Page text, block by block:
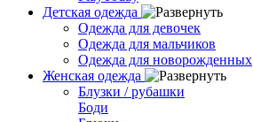
Детская одежда
Одежда для девочек
Одежда для мальчиков
Одежда для новорожденных
Женская одежда
Блузки / рубашки
Боди